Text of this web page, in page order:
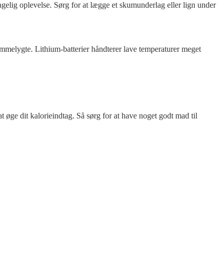
oplevelse. Sørg for at lægge et skumunderlag eller lign under
Lithium-batterier håndterer lave temperaturer meget
dit kalorieindtag. Så sørg for at have noget godt mad til